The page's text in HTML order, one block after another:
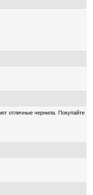
отличные чернила. Покупайте